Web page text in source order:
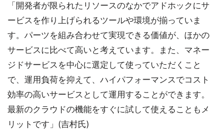
「開発者が限られたリソースのなかでアドホックにサ
ービスを作り上げられるツールや環境が揃っていま
す。パーツを組み合わせて実現できる価値が、ほかの
サービスに比べて高いと考えています。また、マネー
ジドサービスを中心に選定して使っていただくこと
で、運用負荷を抑えて、ハイパフォーマンスでコスト
効率の高いサービスとして運用することができます。
最新のクラウドの機能をすぐに試して使えることもメ
リットです」(吉村氏)